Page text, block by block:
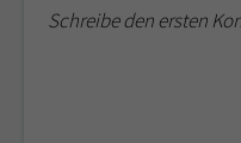
Schreibe den ersten